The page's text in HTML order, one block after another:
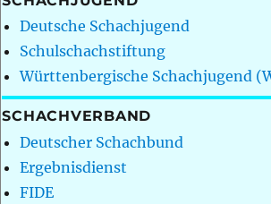
Deutsche Schachjugend
Schulschachstiftung
Württenbergische Schachjugend
SCHACHVERBAND
Deutscher Schachbund
Ergebnisdienst
FIDE